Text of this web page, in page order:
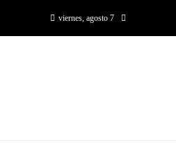
viernes, agosto 7